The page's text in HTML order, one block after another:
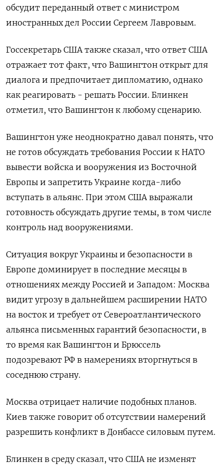
обсудит переданный ответ с министром
иностранных дел России Сергеем Лавровым.
Госсекретарь США также сказал, что ответ США
отражает тот факт, что Вашингтон открыт для
диалога и предпочитает дипломатию, однако
как реагировать - решать России. Блинкен
отметил, что Вашингтон к любому сценарию.
Вашингтон уже неоднократно давал понять, что
не готов обсуждать требования России к НАТО
вывести войска и вооружения из Восточной
Европы и запретить Украине когда-либо
вступать в альянс. При этом США выражали
готовность обсуждать другие темы, в том числе
контроль над вооружениями.
Ситуация вокруг Украины и безопасности в
Европе доминирует в последние месяцы в
отношениях между Россией и Западом: Москва
видит угрозу в дальнейшем расширении НАТО
на восток и требует от Североатлантического
альянса письменных гарантий безопасности, в
то время как Вашингтон и Брюссель
подозревают РФ в намерениях вторгнуться в
соседнюю страну.
Москва отрицает наличие подобных планов.
Киев также говорит об отсутствии намерений
разрешить конфликт в Донбассе силовым путем.
Блинкен в среду сказал, что США не изменят